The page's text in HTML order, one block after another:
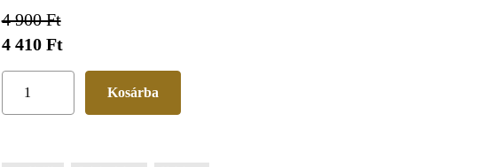
4 900 Ft
4 410 Ft